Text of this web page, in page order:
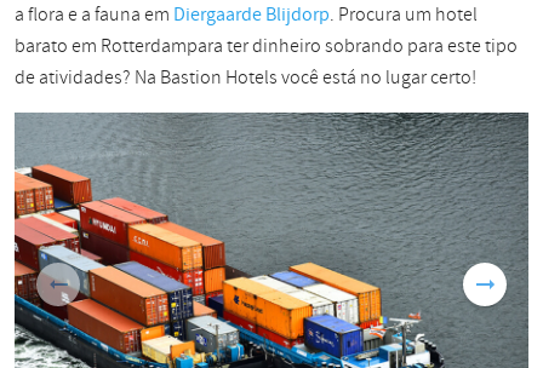
a flora e a fauna em Diergaarde Blijdorp. Procura um hotel
barato em Rotterdampara ter dinheiro sobrando para este tipo
de atividades? Na Bastion Hotels você está no lugar certo!